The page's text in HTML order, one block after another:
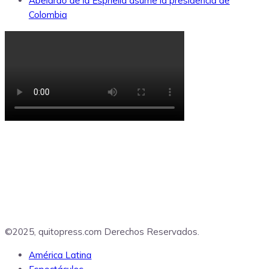
Colombia
©2025, quitopress.com Derechos Reservados.
América Latina